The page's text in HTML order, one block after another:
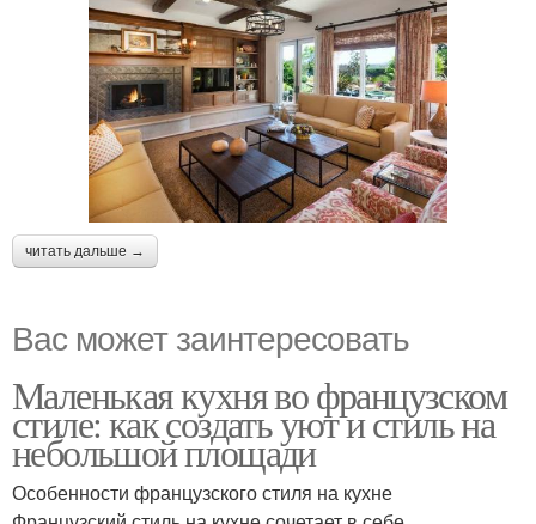
читать дальше →
Вас может заинтересовать
Маленькая кухня во французском
стиле: как создать уют и стиль на
небольшой площади
Особенности французского стиля на кухне